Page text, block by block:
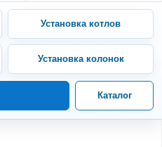
Установка котлов
Установка колонок
Каталог